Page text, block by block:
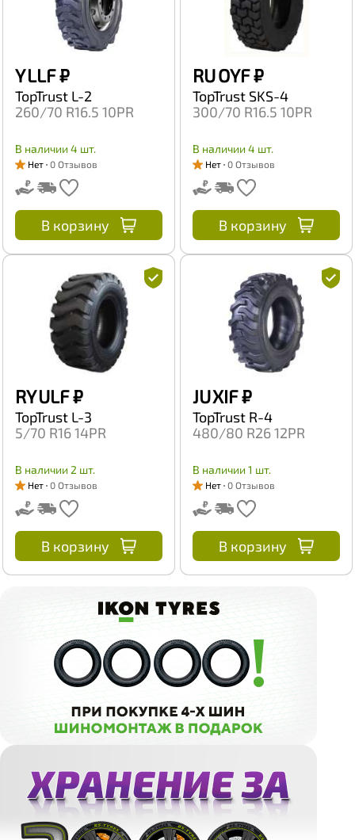
Y LLF₽
TopTrust L-2
260/70 R16.5 10PR
В наличии 4 шт.
Нет 0 Отзывов
В корзину
RU OYF₽
TopTrust SKS-4
300/70 R16.5 10PR
В наличии 4 шт.
Нет 0 Отзывов
В корзину
RY ULF₽
TopTrust L-3
5/70 R16 14PR
В наличии 2 шт.
Нет 0 Отзывов
В корзину
JU XIF₽
TopTrust R-4
480/80 R26 12PR
В наличии 1 шт.
Нет 0 Отзывов
В корзину